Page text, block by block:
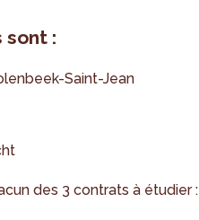
:
Saint-Jean
des 3 contrats à étudier :